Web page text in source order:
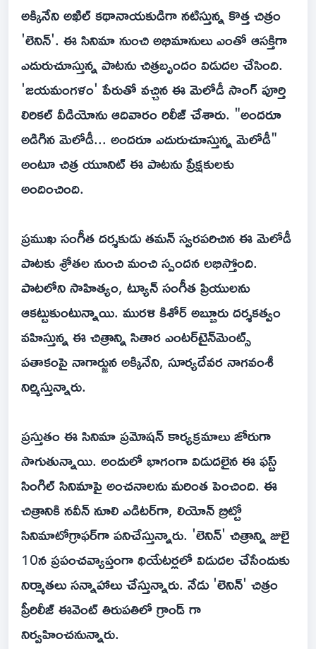
అక్కినేని అఖిల్ కథానాయకుడిగా నటిస్తున్న కొత్త చిత్రం
'లెనిన్'. ఈ సినిమా నుంచి అభిమానులు ఎంతో ఆసక్తిగా
ఎదురుచూస్తున్న పాటను చిత్రబృందం విడుదల చేసింది.
'జయమంగళం' పేరుతో వచ్చిన ఈ మెలోడీ సాంగ్ పూర్తి
లిరికల్ వీడియోను ఆదివారం రిలీజ్ చేశారు. "అందరూ
అడిగిన మెలోడీ... అందరూ ఎదురుచూస్తున్న మెలోడీ"
అంటూ చిత్ర యూనిట్ ఈ పాటను ప్రేక్షకులకు
అందించింది.
ప్రముఖ సంగీత దర్శకుడు తమన్ స్వరపరిచిన ఈ మెలోడీ
పాటకు శ్రోతల నుంచి మంచి స్పందన లభిస్తోంది.
పాటలోని సాహిత్యం, ట్యూన్ సంగీత ప్రియులను
ఆకట్టుకుంటున్నాయి. మురళి కిశోర్ అబ్బూరు దర్శకత్వం
వహిస్తున్న ఈ చిత్రాన్ని సితార ఎంటర్‌టైన్‌మెంట్స్
పతాకంపై నాగార్జున అక్కినేని, సూర్యదేవర నాగవంశీ
నిర్మిస్తున్నారు.
ప్రస్తుతం ఈ సినిమా ప్రమోషన్ కార్యక్రమాలు జోరుగా
సాగుతున్నాయి. అందులో భాగంగా విడుదలైన ఈ ఫస్ట్
సింగిల్ సినిమాపై అంచనాలను మరింత పెంచింది. ఈ
చిత్రానికి నవీన్ నూలి ఎడిటర్‌గా, లియోన్ బ్రిట్టో
సినిమాటోగ్రాఫర్‌గా పనిచేస్తున్నారు. 'లెనిన్' చిత్రాన్ని జులై
10న ప్రపంచవ్యాప్తంగా థియేటర్లలో విడుదల చేసేందుకు
నిర్మాతలు సన్నాహాలు చేస్తున్నారు. నేడు 'లెనిన్' చిత్రం
ప్రీరిలీజ్ ఈవెంట్ తిరుపతిలో గ్రాండ్ గా
నిర్వహించనున్నారు.